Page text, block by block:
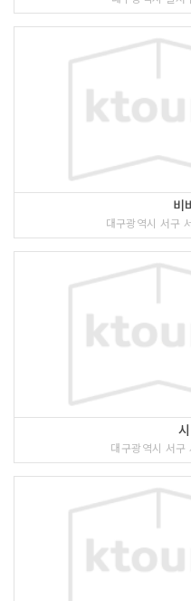
비
대구광역시 서구
대구광역시 서